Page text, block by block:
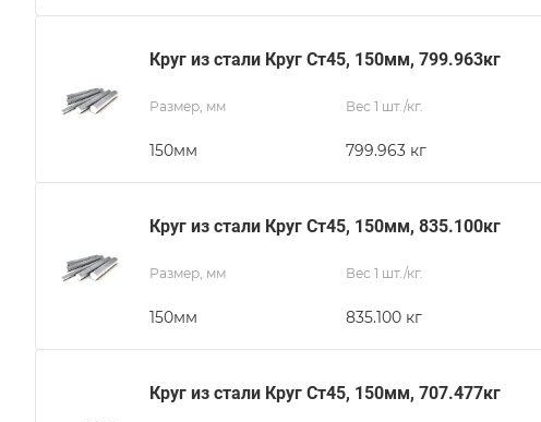
Круг из стали Круг Ст45, 150мм, 799.963кг
Размер, мм
150мм
Вес 1 шт./кг.
799.963 кг
Круг из стали Круг Ст45, 150мм, 835.100кг
Размер, мм
150мм
Вес 1 шт./кг.
835.100 кг
Круг из стали Круг Ст45, 150мм, 707.477кг